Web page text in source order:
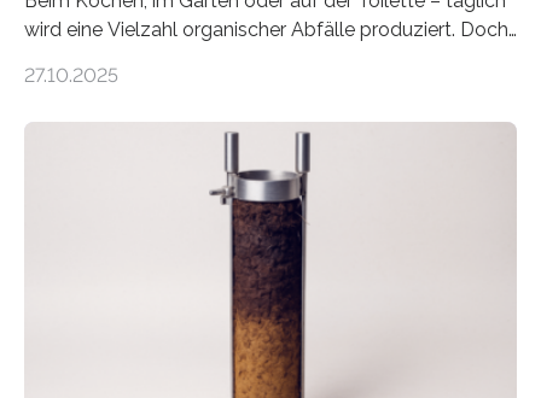
wird eine Vielzahl organischer Abfälle produziert. Doch
Potenzial nur dann entfalten können, wenn sie in
Veränderung der Wirtschaft wichtig ist, zeigt der vom
Deutschen Biomasseforschungszentrum und der
Stadtreinigung Leipzig konzipierte und am 24. Oktober
2025 offiziell eingeweihte Stadtrundgang „KreisLauf“. Er
ist ab sofort im Leipziger Stadtgebiet…
27.10.2025